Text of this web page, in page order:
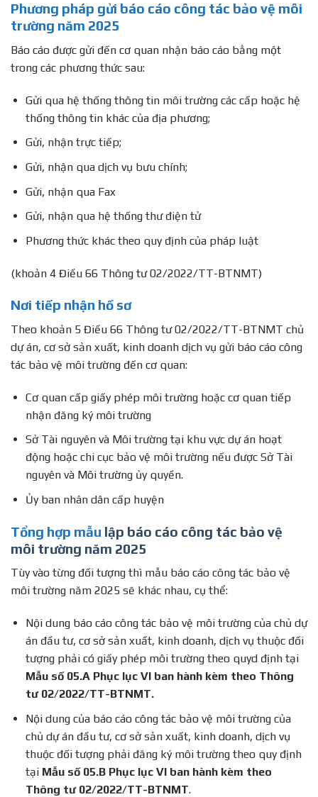
Phương pháp gửi báo cáo công tác bảo vệ môi
trường năm 2025
Báo cáo được gửi đến cơ quan nhận báo cáo bằng một
trong các phương thức sau:
Gửi qua hệ thống thông tin môi trường các cấp hoặc hệ
thống thông tin khác của địa phương;
Gửi, nhận trực tiếp;
Gửi, nhận qua dịch vụ bưu chính;
Gửi, nhận qua Fax
Gửi, nhận qua hệ thống thư điện tử
Phương thức khác theo quy định của pháp luật
(khoản 4 Điều 66 Thông tư 02/2022/TT-BTNMT)
Nơi tiếp nhận hồ sơ
Theo khoản 5 Điều 66 Thông tư 02/2022/TT-BTNMT chủ
dự án, cơ sở sản xuất, kinh doanh dịch vụ gửi báo cáo công
tác bảo vệ môi trường đến cơ quan:
Cơ quan cấp giấy phép môi trường hoặc cơ quan tiếp
nhận đăng ký môi trường
Sở Tài nguyên và Môi trường tại khu vực dự án hoạt
động hoặc chi cục bảo vệ môi trường nếu được Sở Tài
nguyên và Môi trường ủy quyền.
Ủy ban nhân dân cấp huyện
Tổng hợp mẫu lập báo cáo công tác bảo vệ
môi trường năm 2025
Tùy vào từng đối tượng thì mẫu báo cáo công tác bảo vệ
môi trường năm 2025 sẽ khác nhau, cụ thể:
Nội dung báo cáo công tác bảo vệ môi trường của chủ dự
án đầu tư, cơ sở sản xuất, kinh doanh, dịch vụ thuộc đối
tượng phải có giấy phép môi trường theo quyd định tại
Mẫu số 05.A Phục lục VI ban hành kèm theo Thông
tư 02/2022/TT-BTNMT.
Nội dung của báo cáo công tác bảo vệ môi trường của
chủ dự án đầu tư, cơ sở sản xuất, kinh doanh, dịch vụ
thuộc đối tượng phải đăng ký môi trường theo quy định
tại Mẫu số 05.B Phục lục VI ban hành kèm theo
Thông tư 02/2022/TT-BTNMT.